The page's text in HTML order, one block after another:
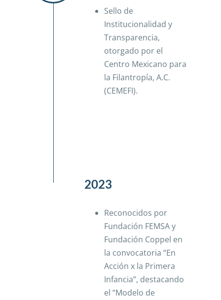
Sello de
Institucionalidad y
Transparencia,
otorgado por el
Centro Mexicano para
la Filantropía, A.C.
(CEMEFI).
2023
Reconocidos por
Fundación FEMSA y
Fundación Coppel en
la convocatoria “En
Acción x la Primera
Infancia”, destacando
el “Modelo de